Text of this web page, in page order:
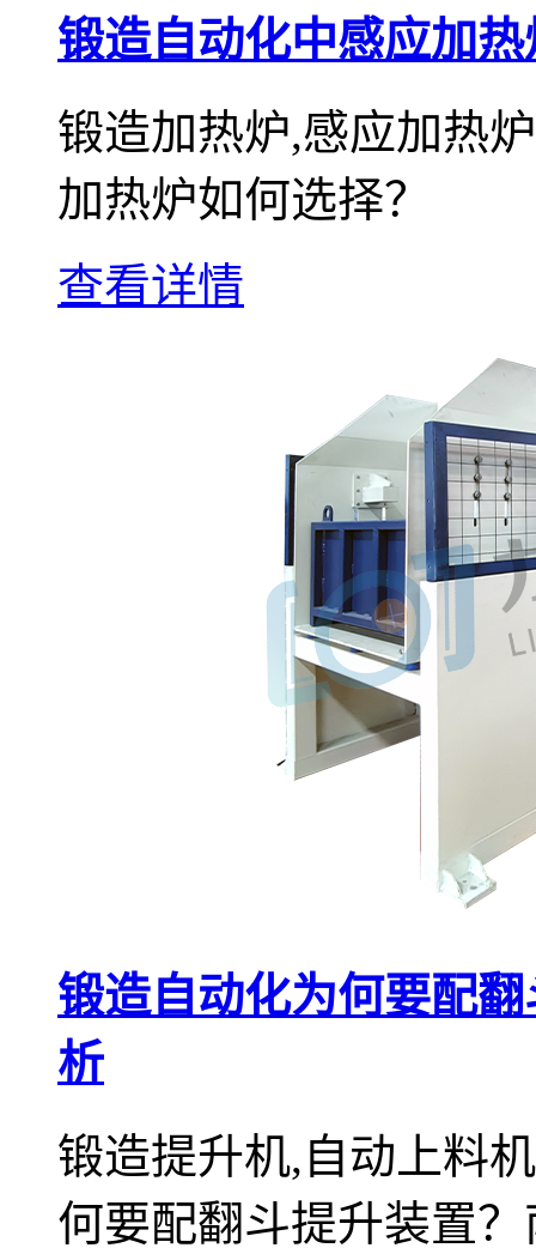
锻造自动化中感应加
锻造加热炉,感应加热
加热炉如何选择？
查看详情
锻造自动化为何要配
析
锻造提升机,自动上料
何要配翻斗提升装置